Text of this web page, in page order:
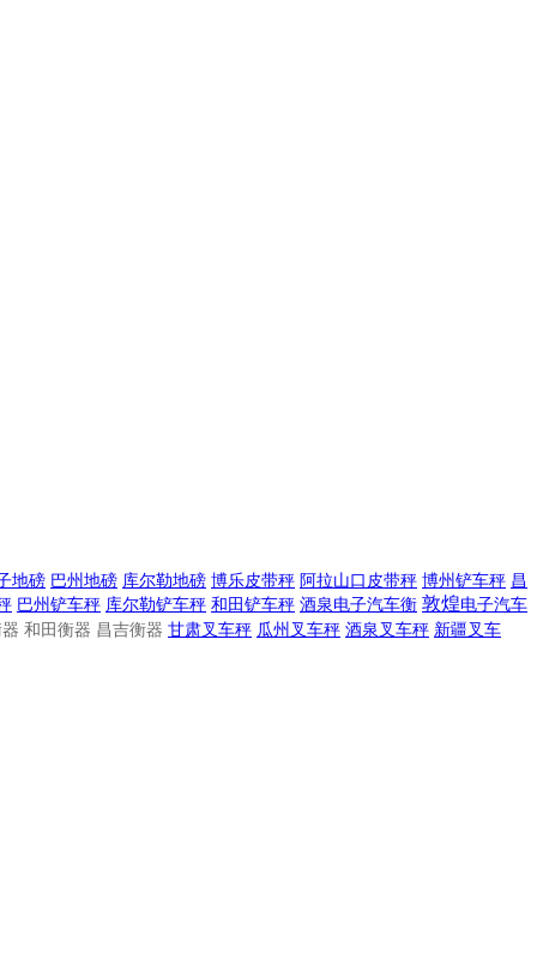
地磅 巴州地磅 库尔勒地磅 博乐皮带秤 阿拉山口皮带秤 博州铲车秤 昌
巴州铲车秤 库尔勒铲车秤 和田铲车秤 酒泉电子汽车衡 敦煌电子汽车
和田衡器 昌吉衡器 甘肃叉车秤 瓜州叉车秤 酒泉叉车秤 新疆叉车